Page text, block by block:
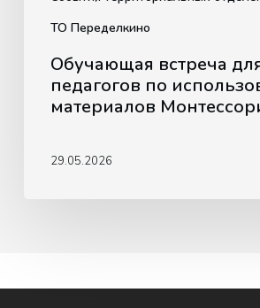
ТО Переделкино
Обучающая встреча
педагогов по
материалов
29.05.2026